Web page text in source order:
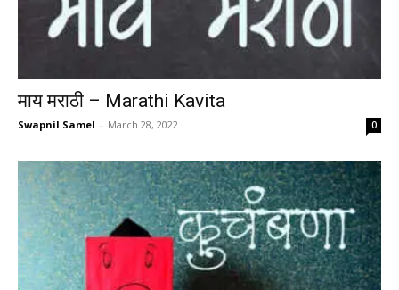
माय मराठी – Marathi Kavita
Swapnil Samel - March 28, 2022 0